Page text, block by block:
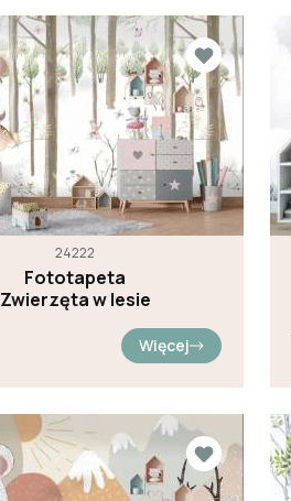
24222
Fototapeta
Zwierzęta w lesie
Więcej